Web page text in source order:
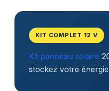
KIT COMPLET 12 V
Kit panneau solaire
stockez votre